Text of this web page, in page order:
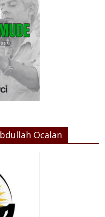
Ocalan